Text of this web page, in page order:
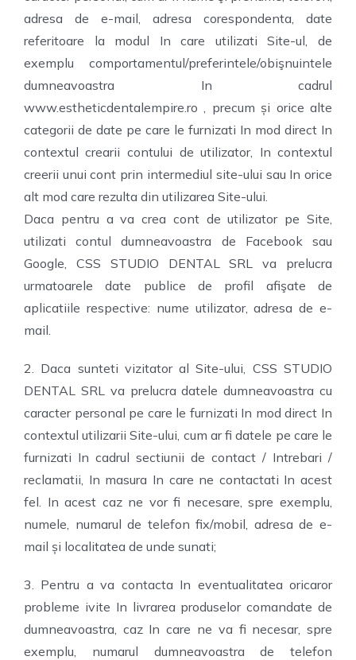
adresa de e-mail, adresa corespondenta, date
referitoare la modul In care utilizati Site-ul, de
exemplu comportamentul/preferintele/obişnuintele
dumneavoastra In cadrul
www.estheticdentalempire.ro , precum și orice alte
categorii de date pe care le furnizati In mod direct In
contextul crearii contului de utilizator, In contextul
creerii unui cont prin intermediul site-ului sau In orice
alt mod care rezulta din utilizarea Site-ului.
Daca pentru a va crea cont de utilizator pe Site,
utilizati contul dumneavoastra de Facebook sau
Google, CSS STUDIO DENTAL SRL va prelucra
urmatoarele date publice de profil afişate de
aplicatiile respective: nume utilizator, adresa de e-
mail.
2. Daca sunteti vizitator al Site-ului, CSS STUDIO
DENTAL SRL va prelucra datele dumneavoastra cu
caracter personal pe care le furnizati In mod direct In
contextul utilizarii Site-ului, cum ar fi datele pe care le
furnizati In cadrul sectiunii de contact / Intrebari /
reclamatii, In masura In care ne contactati In acest
fel. In acest caz ne vor fi necesare, spre exemplu,
numele, numarul de telefon fix/mobil, adresa de e-
mail și localitatea de unde sunati;
3. Pentru a va contacta In eventualitatea oricaror
probleme ivite In livrarea produselor comandate de
dumneavoastra, caz In care ne va fi necesar, spre
exemplu, numarul dumneavoastra de telefon